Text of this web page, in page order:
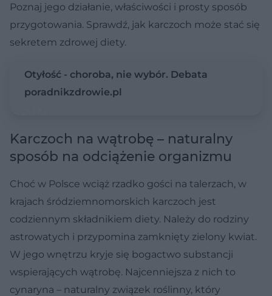
Poznaj jego działanie, właściwości i prosty sposób
przygotowania. Sprawdź, jak karczoch może stać się
sekretem zdrowej diety.
Otyłość - choroba, nie wybór. Debata
poradnikzdrowie.pl
Karczoch na wątrobę – naturalny
sposób na odciążenie organizmu
Choć w Polsce wciąż rzadko gości na talerzach, w
krajach śródziemnomorskich karczoch jest
codziennym składnikiem diety. Należy do rodziny
astrowatych i przypomina zamknięty zielony kwiat.
W jego wnętrzu kryje się bogactwo substancji
wspierających wątrobę. Najcenniejsza z nich to
cynaryna – naturalny związek roślinny, który